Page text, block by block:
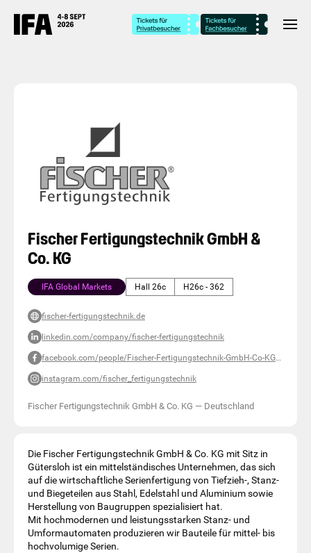
Fischer Fertigungstechnik GmbH &
Co. KG
IFA Global Markets Hall 26c H26c - 362
fischer-fertigungstechnik.de
linkedin.com/company/fischer-fertigungstechnik
facebook.com/people/Fischer-Fertigungstechnik-GmbH-Co-KG/100085236531309
instagram.com/fischer_fertigungstechnik
Fischer Fertigungstechnik GmbH & Co. KG — Deutschland
Die Fischer Fertigungstechnik GmbH & Co. KG mit Sitz in
Gütersloh ist ein mittelständisches Unternehmen, das sich
auf die wirtschaftliche Serienfertigung von Tiefzieh-, Stanz-
und Biegeteilen aus Stahl, Edelstahl und Aluminium sowie
Herstellung von Baugruppen spezialisiert hat.
Mit hochmodernen und leistungsstarken Stanz- und
Umformautomaten produzieren wir Bauteile für mittel- bis
hochvolumige Serien.